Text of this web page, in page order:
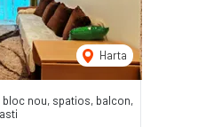
Harta
nou, spatios, balcon,